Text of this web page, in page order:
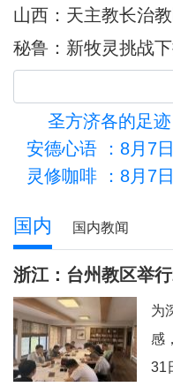
山西：天主教长治
秘鲁：新牧灵挑战
同
圣方济各的足迹
安德心语 ：8月7
灵修咖啡 ：8月7
国内 国内教闻
浙江：台州教区举
为
感
31